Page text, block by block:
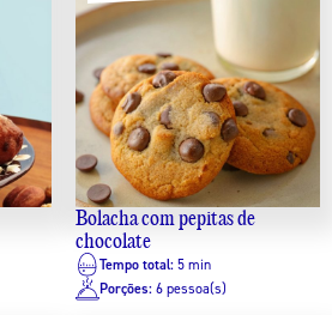
Bolacha com pepitas de
chocolate
Tempo total: 5 min
Porções: 6 pessoa(s)